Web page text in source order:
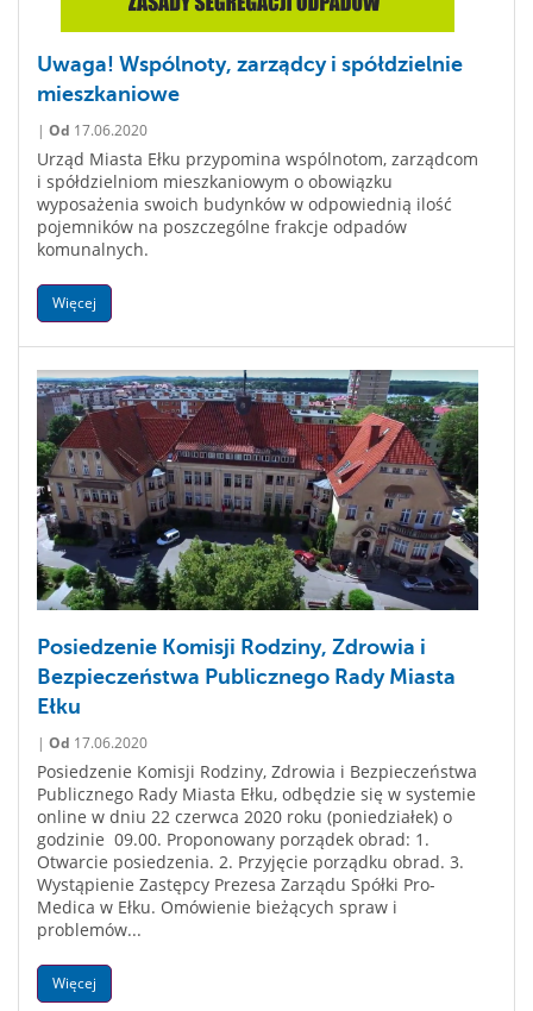
Uwaga! Wspólnoty, zarządcy i spółdzielnie
mieszkaniowe
| Od 17.06.2020
Urząd Miasta Ełku przypomina wspólnotom, zarządcom
i spółdzielniom mieszkaniowym o obowiązku
wyposażenia swoich budynków w odpowiednią ilość
pojemników na poszczególne frakcje odpadów
komunalnych.
Więcej
Posiedzenie Komisji Rodziny, Zdrowia i
Bezpieczeństwa Publicznego Rady Miasta
Ełku
| Od 17.06.2020
Posiedzenie Komisji Rodziny, Zdrowia i Bezpieczeństwa
Publicznego Rady Miasta Ełku, odbędzie się w systemie
online w dniu 22 czerwca 2020 roku (poniedziałek) o
godzinie 09.00. Proponowany porządek obrad: 1.
Otwarcie posiedzenia. 2. Przyjęcie porządku obrad. 3.
Wystąpienie Zastępcy Prezesa Zarządu Spółki Pro-
Medica w Ełku. Omówienie bieżących spraw i
problemów...
Więcej